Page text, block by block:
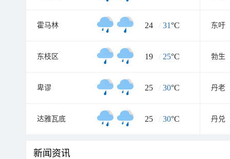
霍马林 24 / 31°C 东吁
东枝区 19 / 25°C 勃生
卑谬 25 / 30°C 丹老
达雅瓦底 25 / 30°C 丹兑
新闻资讯